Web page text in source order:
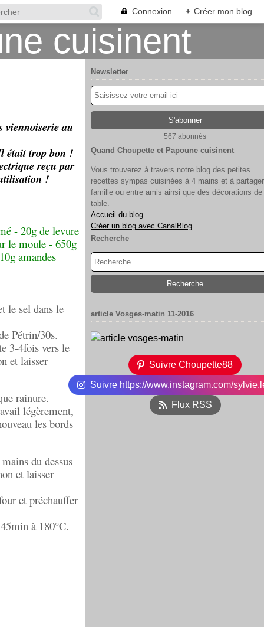
Connexion + Créer mon blog
viennoiserie au
était trop bon !
reçu par
!
- 20g de levure
le moule - 650g
amandes
le sel dans le
Pétrin/30s.
3-4fois vers le
et laisser
rainure.
légèrement,
les bords
du dessus
et laisser
et préchauffer
à 180°C.
Newsletter
567 abonnés
Quand Choupette et Papoune cuisinent
Vous trouverez à travers notre blog des petites
recettes sympas cuisinées à 4 mains et à
famille ou entre amis ainsi que des décorations de
table.
Accueil du blog
Créer un blog avec CanalBlog
Recherche
article Vosges-matin 11-2016
Suivre Choupette88
Suivre https://www.instagram.com/
Flux RSS